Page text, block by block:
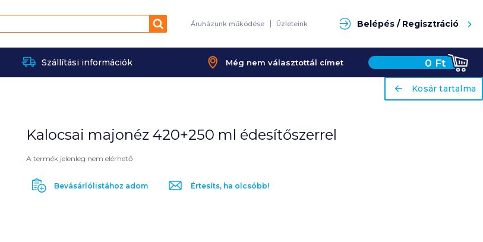
Keresés Áruházunk működése Üzleteink Belépés / Regisztráció
Szállítási információk Még nem választottál címet 0 Ft
ariaLabel
Kosár tartalma
Kalocsai majonéz 420+250 ml édesítőszerrel
A termék jelenleg nem elérhető
Bevásárlólistához adom Értesíts, ha olcsóbb!